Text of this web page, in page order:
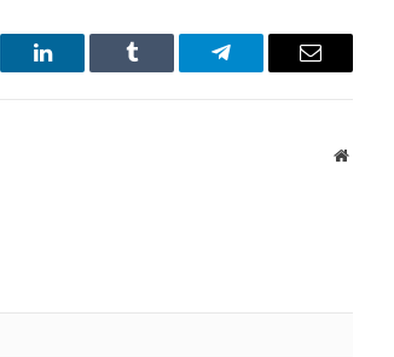
LinkedIn Tumblr Telegram Email
Website